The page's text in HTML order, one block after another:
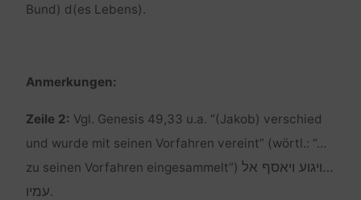
Bund) d(es Lebens).
Anmerkungen:
Zeile 2: Vgl. Genesis 49,33 u.a. “(Jakob) verschied
und wurde mit seinen Vorfahren vereint” (wörtl.: “…
zu seinen Vorfahren eingesammelt”) …ויגוע ויאסף אל
עמיו.